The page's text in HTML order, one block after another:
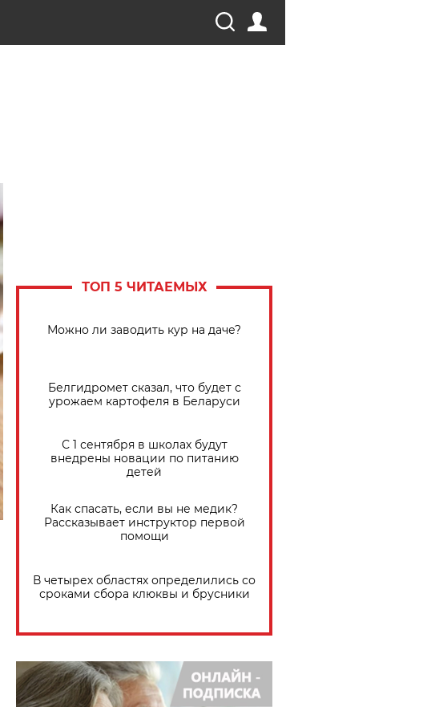
ТОП 5 ЧИТАЕМЫХ
Можно ли заводить кур на даче?
Белгидромет сказал, что будет с
урожаем картофеля в Беларуси
С 1 сентября в школах будут
внедрены новации по питанию
детей
Как спасать, если вы не медик?
Рассказывает инструктор первой
помощи
В четырех областях определились со
сроками сбора клюквы и брусники